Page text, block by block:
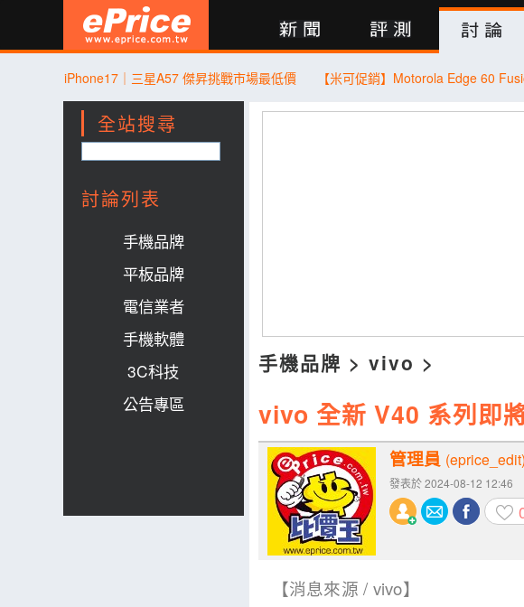
評測 討論 產品 買賣 商城 登入 行動版
iPhone17｜三星A57 傑昇挑戰市場最低價
全站搜尋
討論列表
手機品牌
平板品牌
電信業者
手機軟體
3C科技
公告專區
手機品牌 > vivo >
vivo 全新 V40 系列即
管理員 (eprice_edit)
發表於 2024-08-12 12:46
【消息來源 / vivo】